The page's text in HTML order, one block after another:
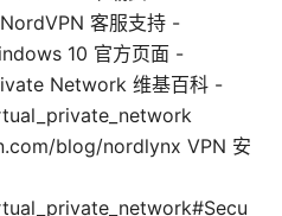
客服支持 -
10 官方页面 -
Network 维基百科 -
blog/nordlynx VPN 安